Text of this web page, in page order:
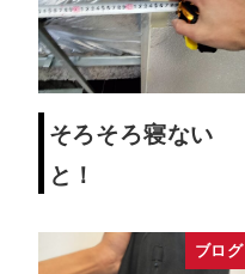
そろそろ寝ない
と！
ブログ